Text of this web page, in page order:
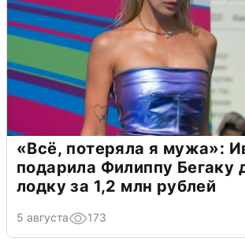
«Всё, потеряла я мужа»:
подарила Филиппу Бегаку
лодку за 1,2 млн рублей
5 августа 173